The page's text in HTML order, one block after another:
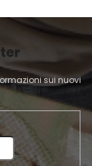
sui nuovi